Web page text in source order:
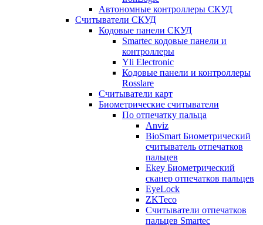
Автономные контроллеры СКУД
Считыватели СКУД
Кодовые панели СКУД
Smartec кодовые панели и
контроллеры
Yli Electronic
Кодовые панели и контроллеры
Rosslare
Считыватели карт
Биометрические считыватели
По отпечатку пальца
Anviz
BioSmart Биометрический
считыватель отпечатков
пальцев
Ekey Биометрический
сканер отпечатков пальцев
EyeLock
ZKTeco
Считыватели отпечатков
пальцев Smartec